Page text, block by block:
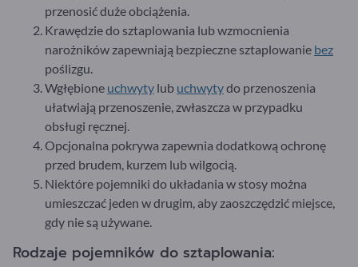
przenosić duże obciążenia.
Krawędzie do sztaplowania lub wzmocnienia
narożników zapewniają bezpieczne sztaplowanie bez
poślizgu.
Wgłębione uchwyty lub uchwytydo przenoszenia
ułatwiają przenoszenie, zwłaszcza w przypadku
obsługi ręcznej.
Opcjonalna pokrywa zapewnia dodatkową ochronę
przed brudem, kurzem lub wilgocią.
Niektóre pojemniki do układania w stosy można
umieszczać jeden w drugim, aby zaoszczędzić miejsce,
gdy nie są używane.
Rodzaje pojemników do sztaplowania: